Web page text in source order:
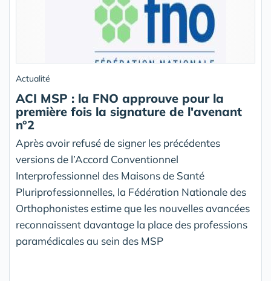
Actualité
ACI MSP : la FNO approuve pour la
première fois la signature de l'avenant
n°2
Après avoir refusé de signer les précédentes
versions de l’Accord Conventionnel
Interprofessionnel des Maisons de Santé
Pluriprofessionnelles, la Fédération Nationale des
Orthophonistes estime que les nouvelles avancées
reconnaissent davantage la place des professions
paramédicales au sein des MSP